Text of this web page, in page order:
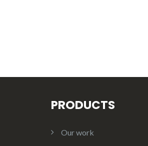
PRODUCTS
Our work